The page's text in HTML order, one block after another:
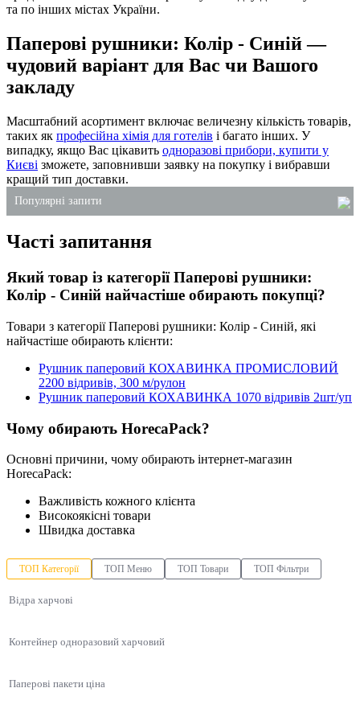
та по інших містах України.
Паперові рушники: Колір - Синій —
чудовий варіант для Вас чи Вашого
закладу
Масштабний асортимент включає величезну кількість товарів,
таких як професійна хімія для готелів і багато інших. У
випадку, якщо Вас цікавить одноразові прибори, купити у
Києві зможете, заповнивши заявку на покупку і вибравши
кращий тип доставки.
Популярні запити
відро пластикове з кришкою для харчових продуктів
одноразова упаковка суші
одноразові контейнери харчові
Часті запитання
Який товар із категорії Паперові рушники:
Колір - Синій найчастіше обирають покупці?
Товари з категорії Паперові рушники: Колір - Синій, які
найчастіше обирають клієнти:
Рушник паперовий КОХАВИНКА ПРОМИСЛОВИЙ
2200 відривів, 300 м/рулон
Рушник паперовий КОХАВИНКА 1070 відривів 2шт/уп
Чому обирають HorecaPack?
Основні причини, чому обирають інтернет-магазин
HorecaPack:
Важливість кожного клієнта
Високоякісні товари
Швидка доставка
ТОП Категорії ТОП Меню ТОП Товари ТОП Фільтри
Відра харчові
Контейнер одноразовий харчовий
Паперові пакети ціна